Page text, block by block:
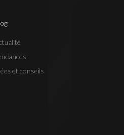
et conseils